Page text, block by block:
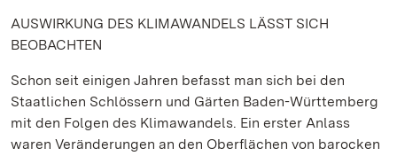
AUSWIRKUNG DES KLIMAWANDELS LÄSST SICH
BEOBACHTEN
Schon seit einigen Jahren befasst man sich bei den
Staatlichen Schlössern und Gärten Baden-Württemberg
mit den Folgen des Klimawandels. Ein erster Anlass
waren Veränderungen an den Oberflächen von barocken